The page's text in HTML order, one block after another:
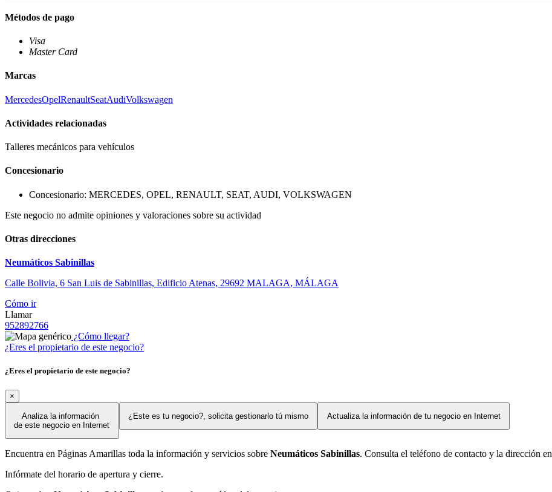
Métodos de pago
Visa
Master Card
Marcas
MercedesOpelRenaultSeatAudiVolkswagen
Actividades relacionadas
Talleres mecánicos para vehículos
Concesionario
Concesionario: MERCEDES, OPEL, RENAULT, SEAT, AUDI, VOLKSWAGEN
Este negocio no admite opiniones y valoraciones sobre su actividad
Otras direcciones
Neumáticos Sabinillas
Calle Bolivia, 6 San Luis de Sabinillas, Edificio Atenas, 29692 MALAGA, MÁLAGA
Cómo ir
Llamar
952892766
¿Cómo llegar?
¿Eres el propietario de este negocio?
¿Eres el propietario de este negocio?
×
Analiza la información
de este negocio en Internet
¿Este es tu negocio?, solicita gestionarlo tú mismo Actualiza la información de tu negocio en Internet
Encuentra en Páginas Amarillas toda la información y servicios sobre Neumáticos Sabinillas. Consulta el teléfono de contacto y la dirección en
Infórmate del horario de apertura y cierre.